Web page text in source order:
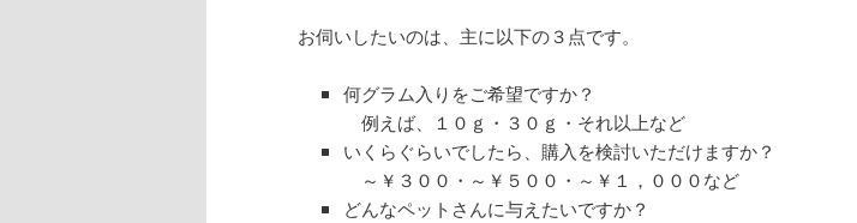
お伺いしたいのは、主に以下の３点です。
何グラム入りをご希望ですか？
例えば、１０ｇ・３０ｇ・それ以上など
いくらぐらいでしたら、購入を検討いただけますか？
～￥３００・～￥５００・～￥１，０００など
どんなペットさんに与えたいですか？